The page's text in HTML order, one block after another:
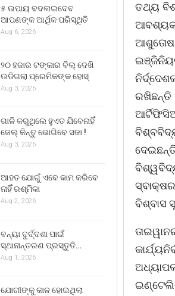
ତଥ୍ୟ
ଆଶୁତୋଷ
ବିଶ୍ବାସ
୫ ଉପାୟ ବଦଳାଇଦେବ
ଆପଣଙ୍କ ଆର୍ଥିକ ପରିସ୍ଥିତି
Aug 6, 2026
୨୦ ହଜାର ଟଙ୍କାର ବିଲ୍ ଦେଖି
ଉଡିଗଲା ପ୍ରେମିକଙ୍କ ହୋସ୍
Aug 3, 2026
ଗାଳି କରୁଥିଲେ ହୁଏତ ଯିବେନାହିଁ
ଜେଲ୍ କିନ୍ତୁ ଭୋଗିବେ ସଜା !
Aug 3, 2026
ଆହତ ଯୋଗୁଁ ଏବେ କାମ କରିବେ
ନାହିଁ ରଶ୍ମିକା
Aug 2, 2026
ବନ୍ୟା ଦୁର୍ଦ୍ଦଶା ପାଇଁ
ସ୍ଥାନାନ୍ତରଣ ପ୍ରସ୍ତୁତି…
Aug 1, 2026
ଯୋଗୀଙ୍କୁ କାଳ ହୋଇଥିଲା